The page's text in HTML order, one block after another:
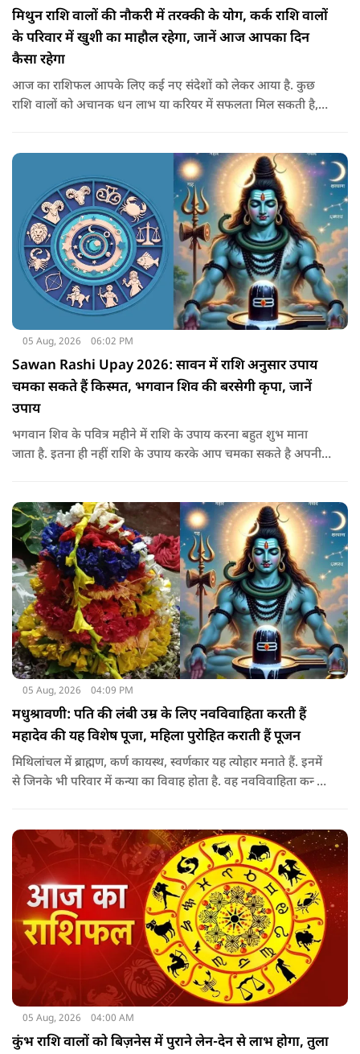
मिथुन राशि वालों की नौकरी में तरक्की के योग, कर्क राशि वालों
के परिवार में खुशी का माहौल रहेगा, जानें आज आपका दिन
कैसा रहेगा
आज का राशिफल आपके लिए कई नए संदेशों को लेकर आया है. कुछ
राशि वालों को अचानक धन लाभ या करियर में सफलता मिल सकती है,
सकता है.
05 Aug, 2026 06:02 PM
Sawan Rashi Upay 2026: सावन में राशि अनुसार उपाय
चमका सकते हैं किस्मत, भगवान शिव की बरसेगी कृपा, जानें
उपाय
भगवान शिव के पवित्र महीने में राशि के उपाय करना बहुत शुभ माना
जाता है. इतना ही नहीं राशि के उपाय करके आप चमका सकते है अपनी
05 Aug, 2026 04:09 PM
मधुश्रावणी: पति की लंबी उम्र के लिए नवविवाहिता करती हैं
महादेव की यह विशेष पूजा, महिला पुरोहित कराती हैं पूजन
मिथिलांचल में ब्राह्मण, कर्ण कायस्थ, स्वर्णकार यह त्योहार मनाते हैं. इनमें
से जिनके भी परिवार में कन्या का विवाह होता है. वह नवविवाहिता कन्या
05 Aug, 2026 04:00 AM
कुंभ राशि वालों को बिज़नेस में पुराने लेन-देन से लाभ होगा, तुला